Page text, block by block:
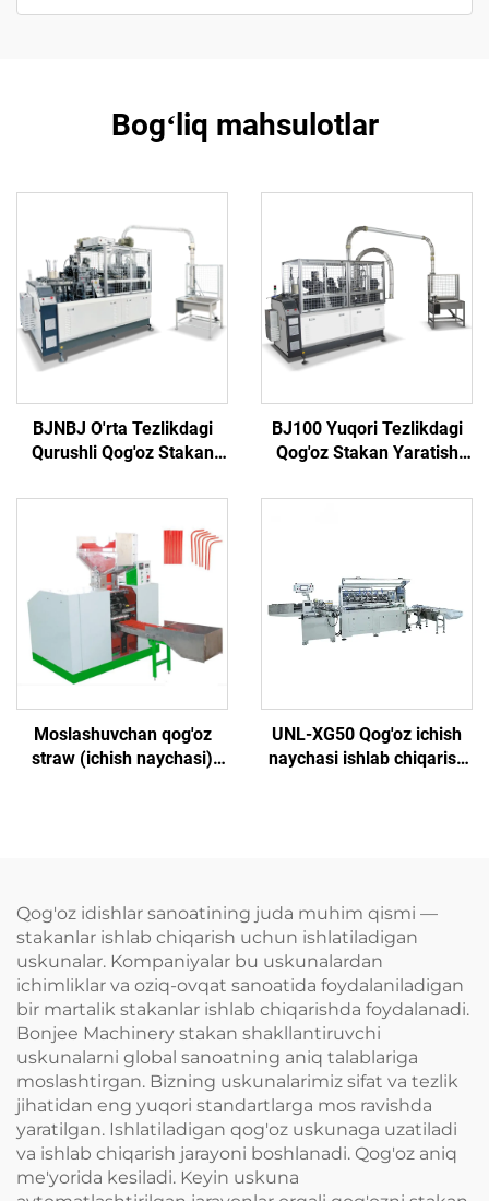
Bogʻliq mahsulotlar
BJNBJ O'rta Tezlikdagi
Qurushli Qog'oz Stakan
BJ100 Yuqori Tezlikdagi
Qog'oz Stakan Yaratish
Moslashuvchan qog'oz
straw (ichish naychasi)
UNL-XG50 Qog'oz ichish
naychasi ishlab chiqarish
Qog'oz idishlar sanoatining juda muhim qismi —
stakanlar ishlab chiqarish uchun ishlatiladigan
uskunalar. Kompaniyalar bu uskunalardan
ichimliklar va oziq-ovqat sanoatida foydalaniladigan
bir martalik stakanlar ishlab chiqarishda foydalanadi.
Bonjee Machinery stakan shakllantiruvchi
uskunalarni global sanoatning aniq talablariga
moslashtirgan. Bizning uskunalarimiz sifat va tezlik
jihatidan eng yuqori standartlarga mos ravishda
yaratilgan. Ishlatiladigan qog'oz uskunaga uzatiladi
va ishlab chiqarish jarayoni boshlanadi. Qog'oz aniq
me'yorida kesiladi. Keyin uskuna